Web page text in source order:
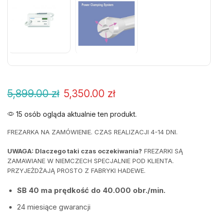
5,899.00zł 5,350.00 zł
15 osób ogląda aktualnie ten produkt.
FREZARKA NA ZAMÓWIENIE. CZAS REALIZACJI 4-14 DNI.
UWAGA: Dlaczego taki czas oczekiwania? FREZARKI SĄ
ZAMAWIANE W NIEMCZECH SPECJALNIE POD KLIENTA.
PRZYJEŻDŻAJĄ PROSTO Z FABRYKI HADEWE.
SB 40 ma prędkość do 40.000 obr./min.
24 miesiące gwarancji